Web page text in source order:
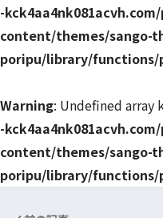
-
content/themes/sango-
poripu/library/
Warning: Undefined array
-
content/themes/sango-
poripu/library/